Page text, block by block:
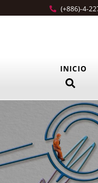
(+886)-4-
INICIO